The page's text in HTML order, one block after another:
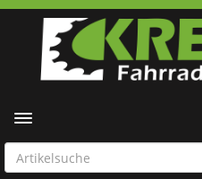
Toggle navigation